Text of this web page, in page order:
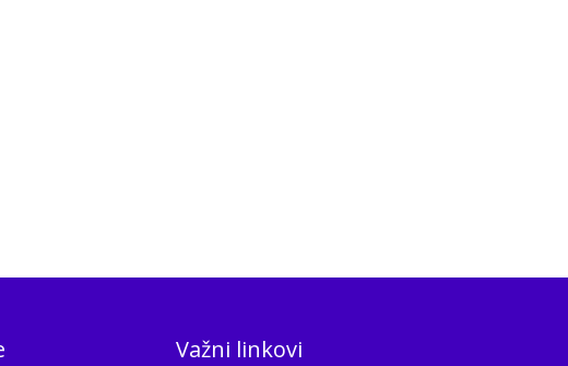
Važni linkovi